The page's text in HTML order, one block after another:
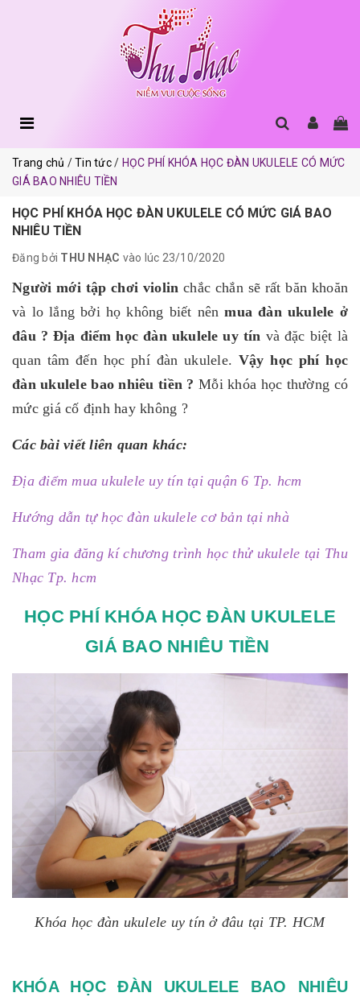
Trang chủ Tin tức
HỌC PHÍ KHÓA HỌC ĐÀN UKULELE CÓ MỨC
GIÁ BAO NHIÊU TIỀN
HỌC PHÍ KHÓA HỌC ĐÀN UKULELE CÓ MỨC GIÁ BAO
NHIÊU TIỀN
Đăng bởi THU NHẠC vào lúc 23/10/2020
Người mới tập chơi violin chắc chắn sẽ rất băn khoăn
và lo lắng bởi họ không biết nênmua đàn ukulele ở
đâu ? Địa điểm học đàn ukulele uy tín và đặc biệt là
quan tâm đến học phí đàn ukulele. Vậy học phí học
đàn ukulele bao nhiêu tiền ? Mỗi khóa học thường có
mức giá cố định hay không ?
Các bài viết liên quan khác:
Địa điểm mua ukulele uy tín tại quận 6 Tp. hcm
Hướng dẫn tự học đàn ukulele cơ bản tại nhà
Tham gia đăng kí chương trình học thử ukulele tại Thu
Nhạc Tp. hcm
HỌC PHÍ KHÓA HỌC ĐÀN UKULELE
GIÁ BAO NHIÊU TIỀN
Khóa học đàn ukulele uy tín ở đâu tại TP. HCM
KHÓA HỌC ĐÀN UKULELE BAO NHIÊU